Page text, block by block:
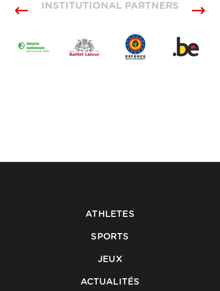
INSTITUTIONAL PARTNERS
ATHLETES
SPORTS
JEUX
ACTUALITÉS